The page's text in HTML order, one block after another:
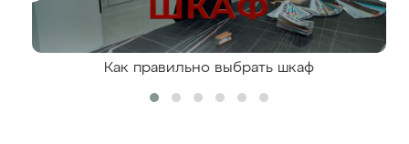
Как правильно выбрать шкаф